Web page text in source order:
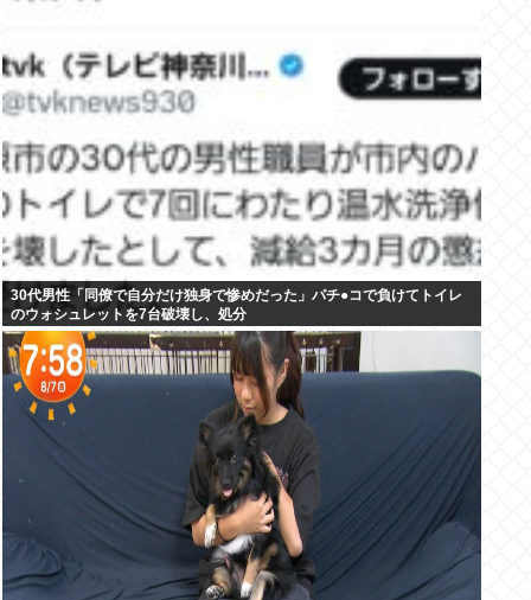
30代男性「同僚で自分だけ独身で惨めだった」パチ●コで負けてトイレ
のウォシュレットを7台破壊し、処分